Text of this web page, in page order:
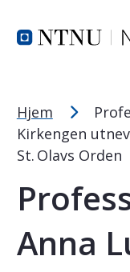
PC: Press ned
Hjem
Kirkengen
St. Olavs Orden
Anna